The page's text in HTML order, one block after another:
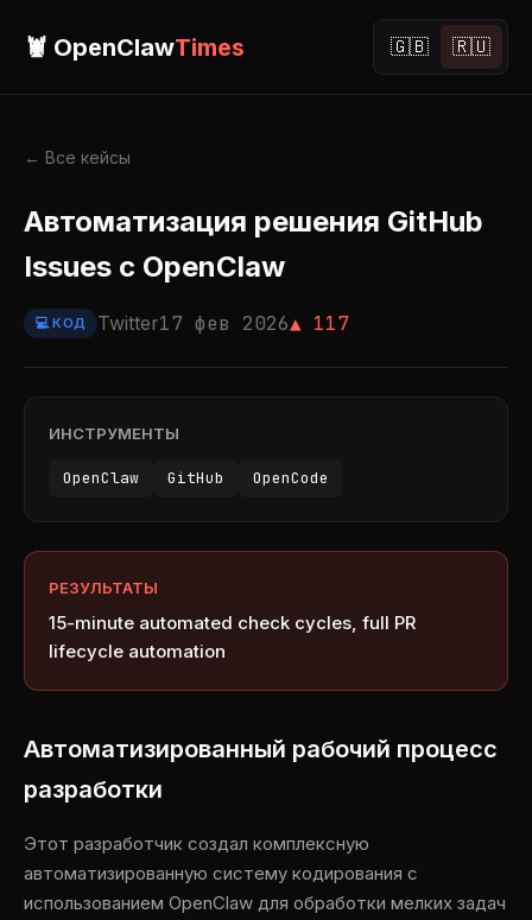
🦞 OpenClawTimes 🇬🇧 🇷🇺
← Все кейсы
Автоматизация решения GitHub
Issues с OpenClaw
💻 КОД Twitter17 фев 2026▲ 117
ИНСТРУМЕНТЫ
OpenClaw GitHub OpenCode
РЕЗУЛЬТАТЫ
15-minute automated check cycles, full PR
lifecycle automation
Автоматизированный рабочий процесс
разработки
Этот разработчик создал комплексную
автоматизированную систему кодирования с
использованием OpenClaw для обработки мелких задач